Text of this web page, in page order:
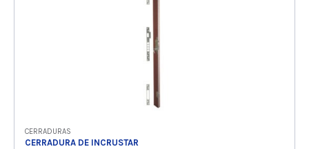
CERRADURAS
CERRADURA DE INCRUSTAR